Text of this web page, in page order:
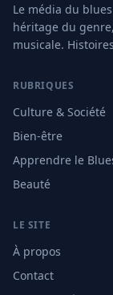
Le média du
héritage du
musicale.
RUBRIQUES
Culture & Société
Bien-être
Apprendre le
Beauté
LE SITE
À propos
Contact